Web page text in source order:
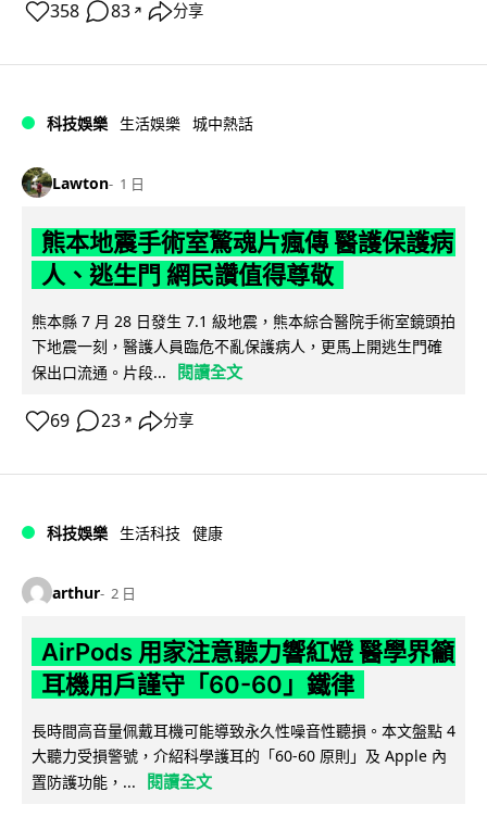
358 83 ↗ 分享
科技娛樂 生活娛樂 城中熱話
Lawton 1 日
熊本地震手術室驚魂片瘋傳 醫護保護病
人、逃生門 網民讚值得尊敬
熊本縣 7 月 28 日發生 7.1 級地震，熊本綜合醫院手術室鏡頭拍
下地震一刻，醫護人員臨危不亂保護病人，更馬上開逃生門確
保出口流通。片段...
閱讀全文
69 23 ↗ 分享
科技娛樂 生活科技 健康
arthur 2 日
AirPods 用家注意聽力響紅燈 醫學界籲
耳機用戶謹守「60-60」鐵律
長時間高音量佩戴耳機可能導致永久性噪音性聽損。本文盤點 4
大聽力受損警號，介紹科學護耳的「60-60 原則」及 Apple 內
置防護功能，...
閱讀全文